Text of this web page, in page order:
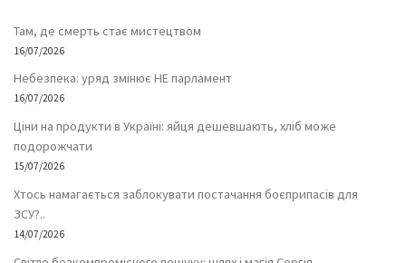
Там, де смерть стає мистецтвом
16/07/2026
Небезпека: уряд змінює НЕ парламент
16/07/2026
Ціни на продукти в Україні: яйця дешевшають, хліб може
подорожчати
15/07/2026
Хтось намагається заблокувати постачання боєприпасів для
ЗСУ?..
14/07/2026